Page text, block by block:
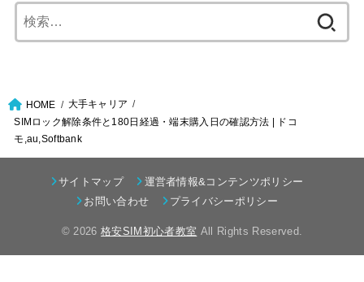
索:
HOME
大手キャリア
SIMロック解除条件と180日経過・端末購入日の確認方法 | ドコ
モ,au,Softbank
サイトマップ
運営者情報&コンテンツポリシー
お問い合わせ
プライバシーポリシー
© 2026格安SIM初心者教室 All Rights Reserved.